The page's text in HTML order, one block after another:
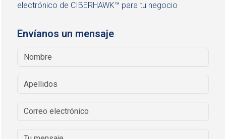
electrónico de CIBERHAWK™ para tu negocio
Envíanos un mensaje